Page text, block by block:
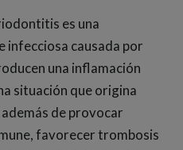
es una
causada por
una inflamación
situación que origina
de provocar
favorecer trombosis